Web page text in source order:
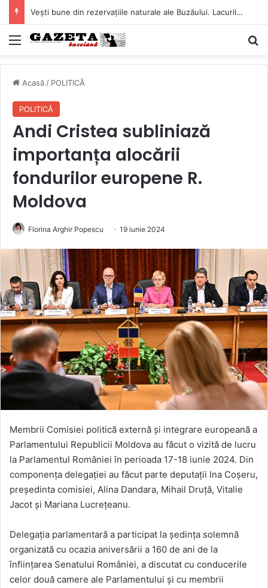
Vești bune din rezervațiile naturale ale Buzăului. Lacurile de la Boldu și Balta Albă și-au refăcut o bună parte din luciul de apă
Mediu
Acasă / POLITICĂ
POLITICĂ
Andi Cristea subliniază
importanța alocării
fondurilor europene R.
Moldova
Florina Arghir Popescu 19 iunie 2024
Membrii Comisiei politică externă și integrare europeană a
Parlamentului Republicii Moldova au făcut o vizită de lucru
la Parlamentul României în perioada 17-18 iunie 2024. Din
componența delegației au făcut parte deputații Ina Coșeru,
președinta comisiei, Alina Dandara, Mihail Druță, Vitalie
Jacot și Mariana Lucrețeanu.
Delegația parlamentară a participat la ședința solemnă
organizată cu ocazia aniversării a 160 de ani de la
înființarea Senatului României, a discutat cu conducerile
celor două camere ale Parlamentului și cu membrii